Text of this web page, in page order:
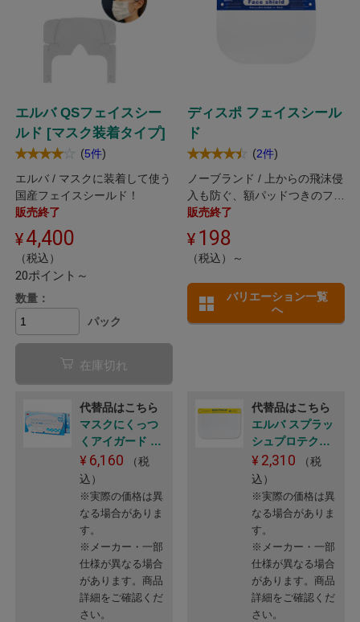
エルバ QSフェイスシー
ルド [マスク装着タイプ]
(5件)
エルバ / マスクに装着して使う
国産フェイスシールド！
販売終了
4,400
（税込）
20ポイント～
数量：
パック
在庫切れ
代替品はこちら
マスクにくっつ
くアイガード 40
枚6,160
（税
込）
※実際の価格は異
なる場合がありま
す。
※メーカー・一部
仕様が異なる場合
があります。商品
詳細をご確認くだ
さい。
ディスポ フェイスシール
ド
(2件)
ノーブランド / 上からの飛沫侵
入も防ぐ、額パッドつきのフェ
イスシールド
販売終了
198
（税込）～
バリエーション一覧
へ
代替品はこちら
エルバ スプラッ
シュプロテクタ
ー [フェイスシ
ールド]
2,310
（税
込）
※実際の価格は異
なる場合がありま
す。
※メーカー・一部
仕様が異なる場合
があります。商品
詳細をご確認くだ
さい。